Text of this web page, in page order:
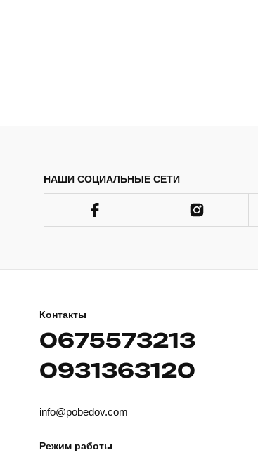
НАШИ СОЦИАЛЬНЫЕ СЕТИ
Контакты
0675573213
0931363120
info@pobedov.com
Режим работы